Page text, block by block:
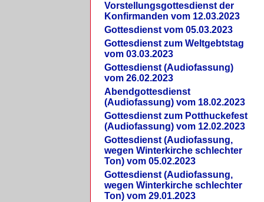
Vorstellungsgottesdienst der
Konfirmanden vom 12.03.2023
Gottesdienst vom 05.03.2023
Gottesdienst zum Weltgebtstag
vom 03.03.2023
Gottesdienst (Audiofassung)
vom 26.02.2023
Abendgottesdienst
(Audiofassung) vom 18.02.2023
Gottesdienst zum Potthuckefest
(Audiofassung) vom 12.02.2023
Gottesdienst (Audiofassung,
wegen Winterkirche schlechter
Ton) vom 05.02.2023
Gottesdienst (Audiofassung,
wegen Winterkirche schlechter
Ton) vom 29.01.2023